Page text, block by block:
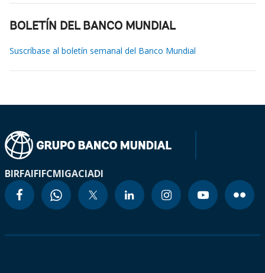
BOLETÍN DEL BANCO MUNDIAL
Suscríbase al boletín semanal del Banco Mundial
BIRFAIFIFCMIGACIADI